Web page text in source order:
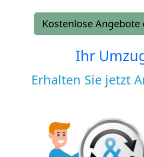
Kostenlose Angebote
Ihr
Erhalten Sie jetzt